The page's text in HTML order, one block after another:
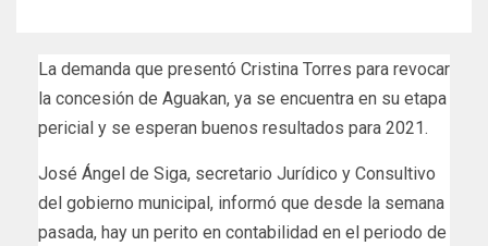
La demanda que presentó Cristina Torres para revocar
la concesión de Aguakan, ya se encuentra en su etapa
pericial y se esperan buenos resultados para 2021.
José Ángel de Siga, secretario Jurídico y Consultivo
del gobierno municipal, informó que desde la semana
pasada, hay un perito en contabilidad en el periodo de